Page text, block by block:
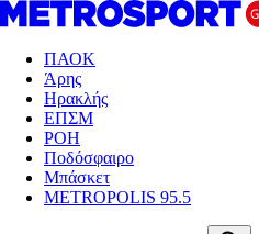
ΠΑΟΚ
Άρης
Ηρακλής
ΕΠΣΜ
ΡΟΗ
Ποδόσφαιρο
Μπάσκετ
METROPOLIS 95.5